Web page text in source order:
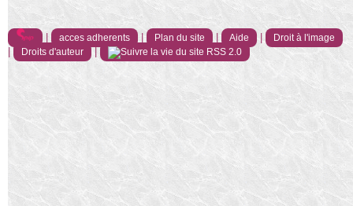
acces adherents Plan du site Aide Droit à l'image
Droits d'auteur RSS 2.0